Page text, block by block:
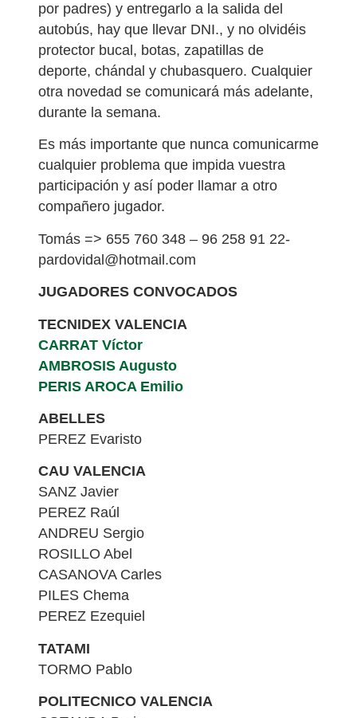
por padres) y entregarlo a la salida del
autobús, hay que llevar DNI., y no olvidéis
protector bucal, botas, zapatillas de
deporte, chándal y chubasquero. Cualquier
otra novedad se comunicará más adelante,
durante la semana.
Es más importante que nunca comunicarme
cualquier problema que impida vuestra
participación y así poder llamar a otro
compañero jugador.
Tomás => 655 760 348 – 96 258 91 22-
pardovidal@hotmail.com
JUGADORES CONVOCADOS
TECNIDEX VALENCIA
CARRAT Víctor
AMBROSIS Augusto
PERIS AROCA Emilio
ABELLES
PEREZ Evaristo
CAU VALENCIA
SANZ Javier
PEREZ Raúl
ANDREU Sergio
ROSILLO Abel
CASANOVA Carles
PILES Chema
PEREZ Ezequiel
TATAMI
TORMO Pablo
POLITECNICO VALENCIA